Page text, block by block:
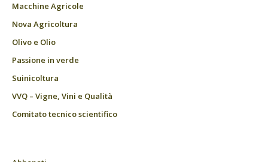
Macchine Agricole
Nova Agricoltura
Olivo e Olio
Passione in verde
Suinicoltura
VVQ – Vigne, Vini e Qualità
Comitato tecnico scientifico